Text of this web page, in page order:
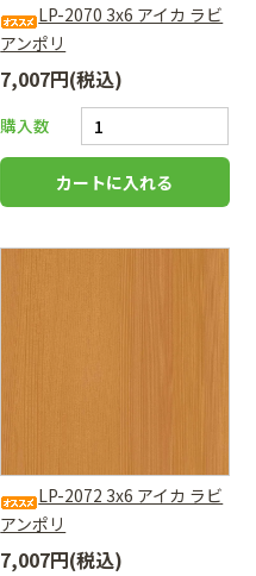
LP-2070 3x6 アイカ ラビ
アンポリ
7,007円(税込)
購入数
LP-2072 3x6 アイカ ラビ
アンポリ
7,007円(税込)